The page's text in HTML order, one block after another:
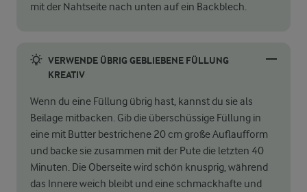
mit der Nahtseite nach unten auf ein Backblech.
VERWENDE ÜBRIG GEBLIEBENE FÜLLUNG
KREATIV
Wenn du eine Füllung übrig hast, kannst du sie als
Beilage mitbacken. Gib die überschüssige Füllung in
eine mit Butter bestrichene 20 cm große Auflaufform
und backe sie zusammen mit der Pute die letzten 40
Minuten. Die Oberseite wird schön knusprig, während
das Innere weich bleibt und eine schmackhafte und